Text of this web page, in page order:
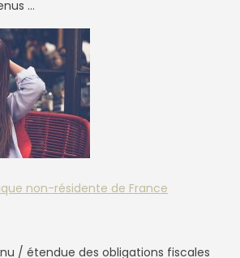
…
non-résidente de France
/ étendue des obligations fiscales